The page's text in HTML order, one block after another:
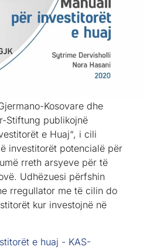
Kosovare dhe
Stiftung publikojnë
e Huaj“, i cili
investitorët potencialë për
rreth arsyeve për të
Udhëzuesi përfshin
rregullator me të cilin do
kur investojnë në
e huaj - KAS-